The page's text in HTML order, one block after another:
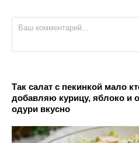
Так салат с пекинкой мало
добавляю курицу, яблоко и
одури вкусно